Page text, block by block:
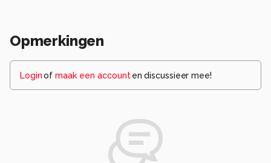
Opmerkingen
Loginof maak een account en discussieer mee!